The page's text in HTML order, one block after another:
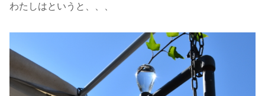
わたしはというと、、、